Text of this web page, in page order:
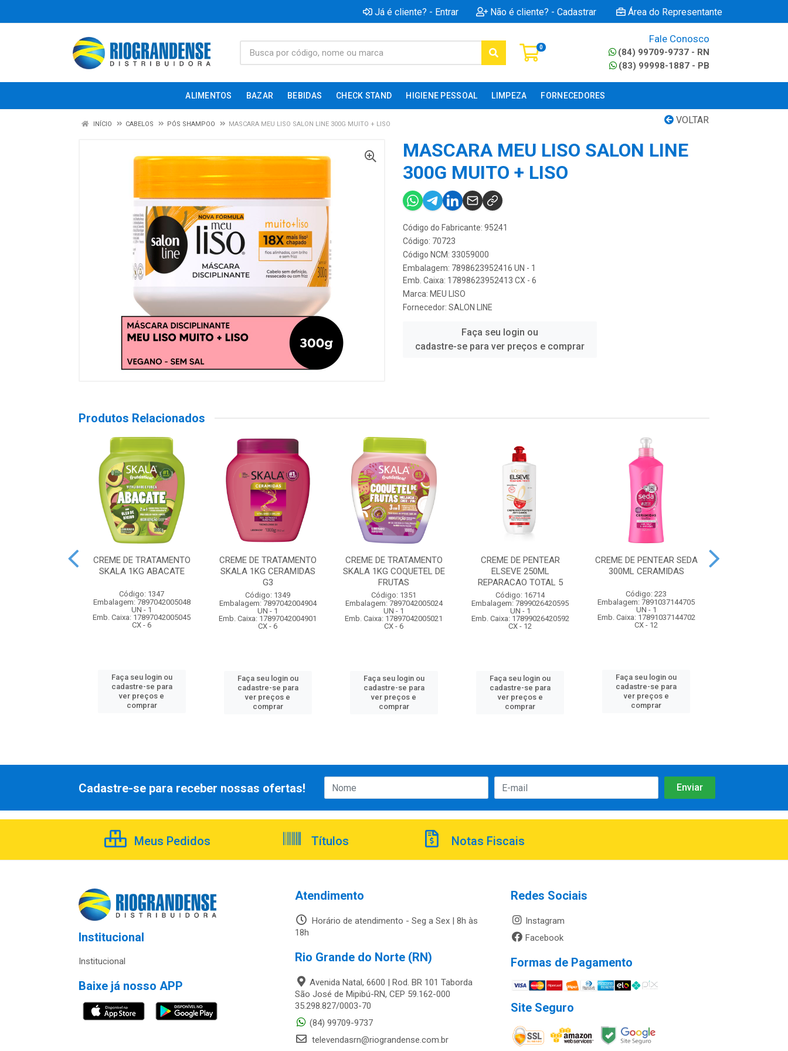
Já é cliente? - Entrar Não é cliente? - Cadastrar Área do Representante
0
Fale Conosco
(84) 99709-9737 - RN
(83) 99998-1887 - PB
ALIMENTOS BAZAR BEBIDAS CHECK STAND HIGIENE PESSOAL LIMPEZA FORNECEDORES
VOLTAR
INÍCIO CABELOS PÓS SHAMPOO MASCARA MEU LISO SALON LINE 300G MUITO + LISO
MASCARA MEU LISO SALON LINE
300G MUITO + LISO
Código do Fabricante: 95241
Código: 70723
Código NCM: 33059000
Embalagem: 7898623952416 UN - 1
Emb. Caixa: 17898623952413 CX - 6
Marca: MEU LISO
Fornecedor: SALON LINE
Faça seu login ou
cadastre-se para ver preços e comprar
Produtos Relacionados
CREME DE TRATAMENTO
SKALA 1KG ABACATE
Código: 1347
Embalagem: 7897042005048
UN - 1
Emb. Caixa: 17897042005045
CX - 6
Faça seu login ou
cadastre-se para
ver preços e
comprar
CREME DE TRATAMENTO
SKALA 1KG CERAMIDAS
G3
Código: 1349
Embalagem: 7897042004904
UN - 1
Emb. Caixa: 17897042004901
CX - 6
Faça seu login ou
cadastre-se para
ver preços e
comprar
CREME DE TRATAMENTO
SKALA 1KG COQUETEL DE
FRUTAS
Código: 1351
Embalagem: 7897042005024
UN - 1
Emb. Caixa: 17897042005021
CX - 6
Faça seu login ou
cadastre-se para
ver preços e
comprar
CREME DE PENTEAR
ELSEVE 250ML
REPARACAO TOTAL 5
Código: 16714
Embalagem: 7899026420595
UN - 1
Emb. Caixa: 17899026420592
CX - 12
Faça seu login ou
cadastre-se para
ver preços e
comprar
CREME DE PENTEAR SEDA
300ML CERAMIDAS
Código: 223
Embalagem: 7891037144705
UN - 1
Emb. Caixa: 17891037144702
CX - 12
Faça seu login ou
cadastre-se para
ver preços e
comprar
Cadastre-se para receber nossas ofertas!
Meus Pedidos Títulos Notas Fiscais
Institucional
Institucional
Baixe já nosso APP
Atendimento
Horário de atendimento - Seg a Sex | 8h às
18h
Rio Grande do Norte (RN)
Avenida Natal, 6600 | Rod. BR 101 Taborda
São José de Mipibú-RN, CEP 59.162-000
35.298.827/0003-70
(84) 99709-9737
televendasrn@riograndense.com.br
Redes Sociais
Instagram
Facebook
Formas de Pagamento
Site Seguro